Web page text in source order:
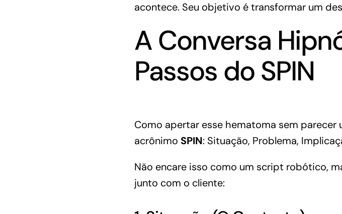
acontece. Seu objetivo é transformar um
A Conversa
Passos do SPIN
Como apertar esse hematoma sem parecer
acrônimo SPIN: Situação, Problema,
Não encare isso como um script robótico,
junto com o cliente: